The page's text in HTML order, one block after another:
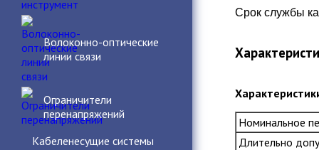
Волоконно-оптические
линии связи
Ограничители
перенапряжений
Кабеленесущие системы
Срок службы
Номинальное
Длительно